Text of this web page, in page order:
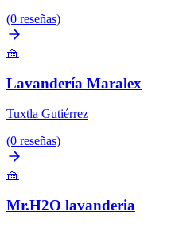
(0 reseñas)
🧺
Lavandería Maralex
Tuxtla Gutiérrez
(0 reseñas)
🧺
Mr.H2O lavanderia